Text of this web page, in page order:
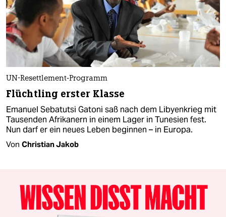
UN-Resettlement-Programm
Flüchtling erster Klasse
Emanuel Sebatutsi Gatoni saß nach dem Libyenkrieg mit
Tausenden Afrikanern in einem Lager in Tunesien fest.
Nun darf er ein neues Leben beginnen – in Europa.
Von Christian Jakob